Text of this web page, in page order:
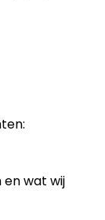
en wat wij